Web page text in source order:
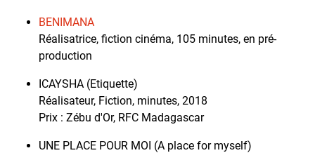
BENIMANA
Réalisatrice, fiction cinéma, 105 minutes, en pré-
production
ICAYSHA (Etiquette)
Réalisateur, Fiction, minutes, 2018
Prix : Zébu d'Or, RFC Madagascar
UNE PLACE POUR MOI (A place for myself)